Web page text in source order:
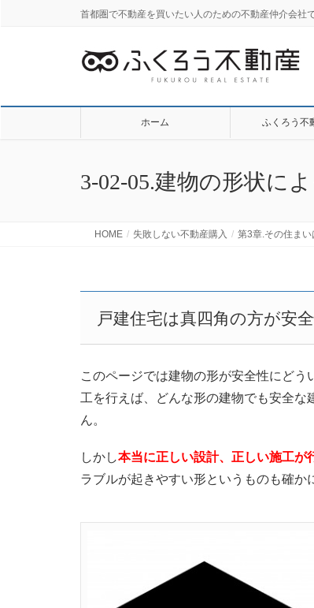
首都圏で不動産を買いたい人のための不動産仲介会社
ホーム ふくろう不
3-02-05.建物の形状に
HOME 失敗しない不動産購入 第3章.その住ま
戸建住宅は真四角の方が安
このページでは建物の形が安全性にど
工を行えば、どんな形の建物でも安全
ん。
しかし本当に正しい設計、正しい施工が
ラブルが起きやすい形というものも確か